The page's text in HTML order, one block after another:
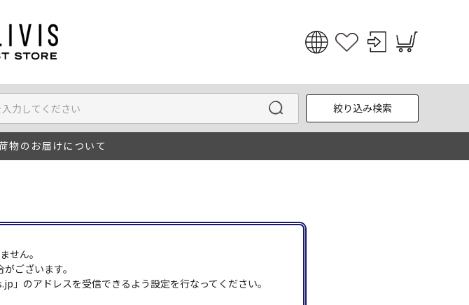
English
한국어
絞り込み検索
物のお届けについて
せん。
ございます。
のアドレスを受信できるよう設定を行なってください。